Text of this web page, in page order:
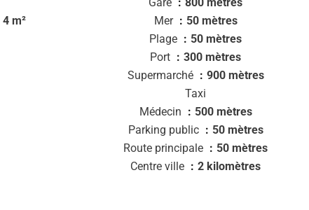
4 m²
Mer
50 mètres
Plage
50 mètres
Port
300 mètres
Supermarché
900 mètres
Taxi
Médecin
500 mètres
Parking public
50 mètres
Route principale
50 mètres
Centre ville
2 kilomètres